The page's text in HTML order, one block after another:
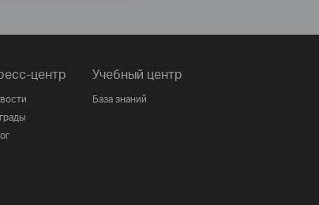
центр Учебный центр
База знаний